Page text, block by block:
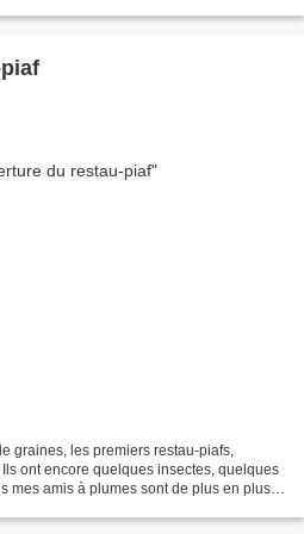
graines, les premiers restau-piafs,
ont encore quelques insectes, quelques
mes amis à plumes sont de plus en plus